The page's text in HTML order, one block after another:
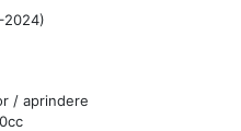
/ aprindere